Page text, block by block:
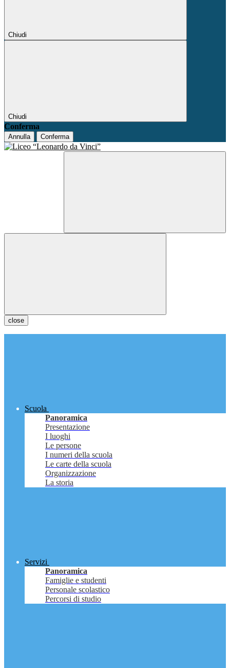
Chiudi
Chiudi
Conferma
Annulla Conferma
close
Scuola
Panoramica
Presentazione
I luoghi
Le persone
I numeri della scuola
Le carte della scuola
Organizzazione
La storia
Servizi
Panoramica
Famiglie e studenti
Personale scolastico
Percorsi di studio